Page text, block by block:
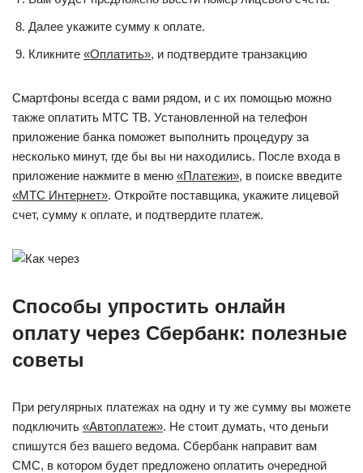
Далее укажите сумму к оплате.
Кликните «Оплатить», и подтвердите транзакцию
Смартфоны всегда с вами рядом, и с их помощью можно
также оплатить МТС ТВ. Установленной на телефон
приложение банка поможет выполнить процедуру за
несколько минут, где бы вы ни находились. После входа в
приложение нажмите в меню «Платежи», в поиске введите
«МТС Интернет». Откройте поставщика, укажите лицевой
счет, сумму к оплате, и подтвердите платеж.
Способы упростить онлайн
оплату через Сбербанк: полезные
советы
При регулярных платежах на одну и ту же сумму вы можете
подключить «Автоплатеж». Не стоит думать, что деньги
спишутся без вашего ведома. Сбербанк направит вам
СМС, в котором будет предложено оплатить очередной